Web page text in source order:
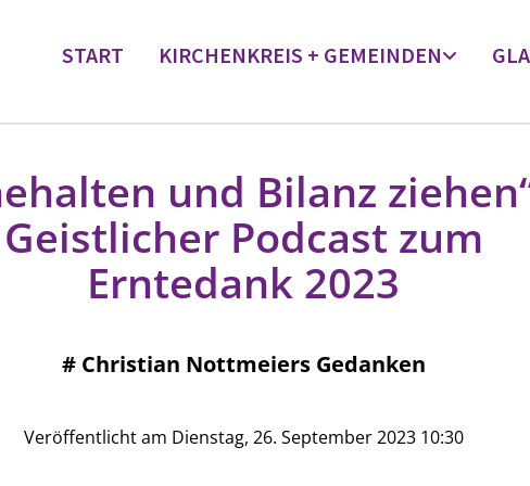
START KIRCHENKREIS + GEMEINDEN
und Bilanz
Geistlicher Podcast zum
Erntedank 2023
# Christian Nottmeiers Gedanken
Veröffentlicht am Dienstag, 26. September 2023 10:30